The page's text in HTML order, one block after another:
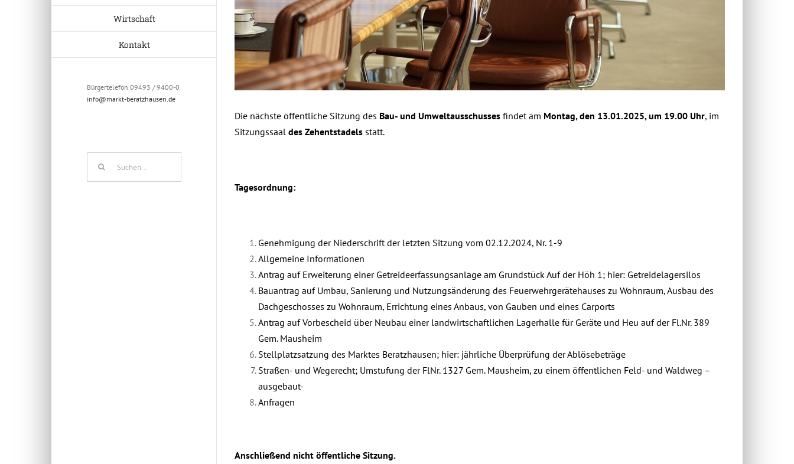
Wirtschaft
Kontakt
Bürgertelefon 09493 / 9400-0
info@markt-beratzhausen.de
Die nächste öffentliche Sitzung des Bau- und Umweltausschusses findet am Montag, den 13.01.2025, um 19.00 Uhr, im
Sitzungssaal des Zehentstadels statt.
Tagesordnung:
Genehmigung der Niederschrift der letzten Sitzung vom 02.12.2024, Nr. 1-9
Allgemeine Informationen
Antrag auf Erweiterung einer Getreideerfassungsanlage am Grundstück Auf der Höh 1; hier: Getreidelagersilos
Bauantrag auf Umbau, Sanierung und Nutzungsänderung des Feuerwehrgerätehauses zu Wohnraum, Ausbau des
Dachgeschosses zu Wohnraum, Errichtung eines Anbaus, von Gauben und eines Carports
Antrag auf Vorbescheid über Neubau einer landwirtschaftlichen Lagerhalle für Geräte und Heu auf der Fl.Nr. 389
Gem. Mausheim
Stellplatzsatzung des Marktes Beratzhausen; hier: jährliche Überprüfung der Ablösebeträge
Straßen- und Wegerecht; Umstufung der FlNr. 1327 Gem. Mausheim, zu einem öffentlichen Feld- und Waldweg –
ausgebaut-
Anfragen
Anschließend nicht öffentliche Sitzung.